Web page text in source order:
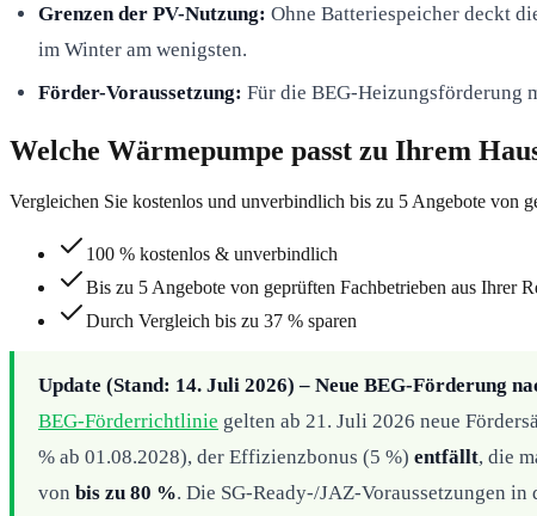
Grenzen der PV-Nutzung: Ohne Batteriespeicher deckt
im Winter am wenigsten.
Förder-Voraussetzung: Für die BEG-Heizungsförderung
Welche Wärmepumpe passt zu Ihrem
Vergleichen Sie kostenlos und unverbindlich bis zu 5 Angebote von
100 % kostenlos & unverbindlich
Bis zu 5 Angebote von geprüften Fachbetrieben aus Ihrer
Durch Vergleich bis zu 37 % sparen
Update (Stand: 14. Juli 2026) – Neue BEG-Förderung
BEG-Förderrichtlinie gelten ab 21. Juli 2026 neue
% ab 01.08.2028), der Effizienzbonus (5 %) entfällt, die
von bis zu 80 %. Die SG-Ready-/JAZ-Voraussetzungen